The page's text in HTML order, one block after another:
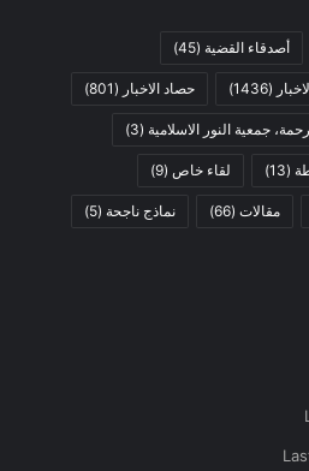
أصدقاء القضية (45)
(1436) حصاد الاخبار (801)
جمعية النور الاسلامية (3)
(13) لقاء خاص (9)
مقالات (66) نماذج ناجحة (5)